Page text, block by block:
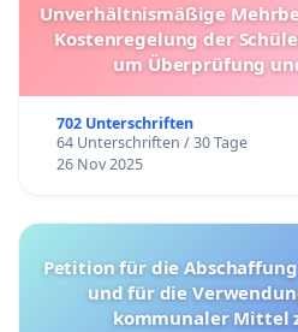
Unverhältnismäßige
Kostenregelung der
um Überprüfung
702 Unterschriften
64 Unterschriften / 30 Tage
26 Nov 2025
Petition für die Abschaffung der Tötungsstationen
und für die
kommunaler Mittel